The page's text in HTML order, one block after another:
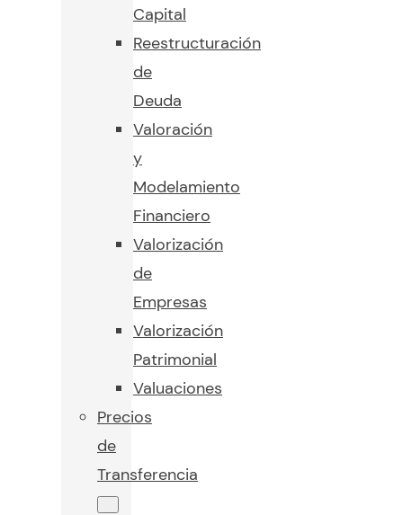
Capital
Reestructuración
de
Deuda
Valoración
y
Modelamiento
Financiero
Valorización
de
Empresas
Valorización
Patrimonial
Valuaciones
Precios
de
Transferencia